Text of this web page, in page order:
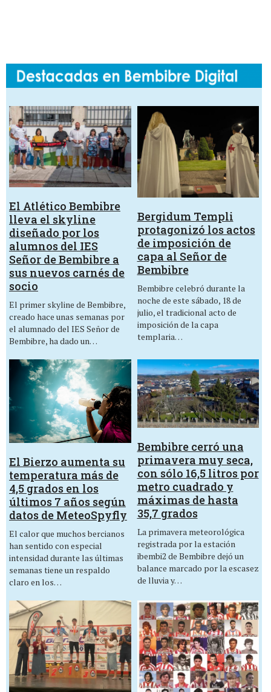
El Atlético Bembibre
lleva el skyline
diseñado por los
alumnos del IES
Señor de Bembibre a
sus nuevos carnés de
socio
El primer skyline de Bembibre,
creado hace unas semanas por
el alumnado del IES Señor de
Bembibre, ha dado un…
Bergidum Templi
protagonizó los actos
de imposición de
capa al Señor de
Bembibre
Bembibre celebró durante la
noche de este sábado, 18 de
julio, el tradicional acto de
imposición de la capa
templaria…
El Bierzo aumenta su
temperatura más de
4,5 grados en los
últimos 7 años según
datos de MeteoSpyfly
El calor que muchos bercianos
han sentido con especial
intensidad durante las últimas
semanas tiene un respaldo
claro en los…
Bembibre cerró una
primavera muy seca,
con sólo 16,5 litros por
metro cuadrado y
máximas de hasta
35,7 grados
La primavera meteorológica
registrada por la estación
ibembi2 de Bembibre dejó un
balance marcado por la escasez
de lluvia y…